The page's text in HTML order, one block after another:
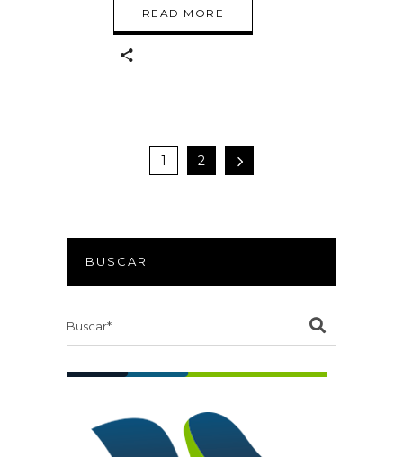
READ MORE
1 2
BUSCAR